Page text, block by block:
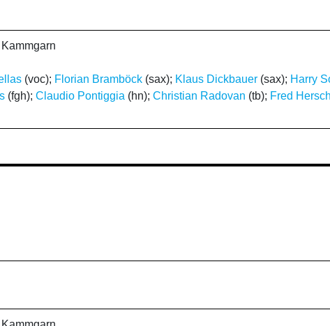
(voc); Florian Bramböck(sax); Klaus Dickbauer(sax); Harry
(fgh); Claudio Pontiggia (hn); Christian Radovan (tb); Fred Hersch